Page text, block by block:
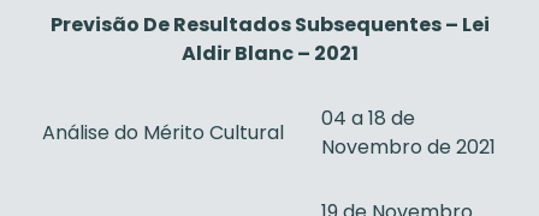
Previsão De Resultados Subsequentes – Lei
Aldir Blanc – 2021
Análise do Mérito Cultural
04 a 18 de
Novembro de 2021